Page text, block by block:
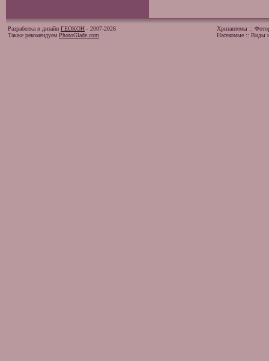
Разработка и дизайн ГЕОКОН - 2007-2026
Также рекомендуем PhotoGlade.com
Хризантемы ::
Насекомые :: Виды